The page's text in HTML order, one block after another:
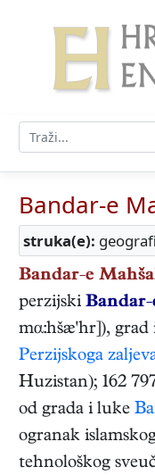
Bandar-e
struka(e):
Bandar-e
perzijski
mα:hšæ'hr]), grad
Perzijskoga
Huzistan); 162
od grada i luke
ogranak
tehnološkog